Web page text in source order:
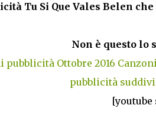
Tu Si Que Vales Belen
Non è questo lo
pubblicità Ottobre 2016
pubblicità
[youtube